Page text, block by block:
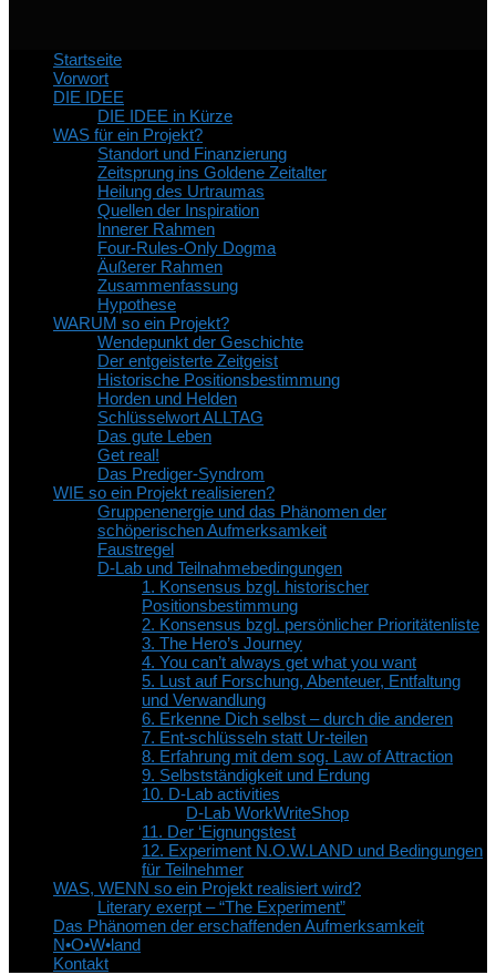
Startseite
Vorwort
DIE IDEE
DIE IDEE in Kürze
WAS für ein Projekt?
Standort und Finanzierung
Zeitsprung ins Goldene Zeitalter
Heilung des Urtraumas
Quellen der Inspiration
Innerer Rahmen
Four-Rules-Only Dogma
Äußerer Rahmen
Zusammenfassung
Hypothese
WARUM so ein Projekt?
Wendepunkt der Geschichte
Der entgeisterte Zeitgeist
Historische Positionsbestimmung
Horden und Helden
Schlüsselwort ALLTAG
Das gute Leben
Get real!
Das Prediger-Syndrom
WIE so ein Projekt realisieren?
Gruppenenergie und das Phänomen der
schöperischen Aufmerksamkeit
Faustregel
D-Lab und Teilnahmebedingungen
1. Konsensus bzgl. historischer
Positionsbestimmung
2. Konsensus bzgl. persönlicher Prioritätenliste
3. The Hero’s Journey
4. You can’t always get what you want
5. Lust auf Forschung, Abenteuer, Entfaltung
und Verwandlung
6. Erkenne Dich selbst – durch die anderen
7. Ent-schlüsseln statt Ur-teilen
8. Erfahrung mit dem sog. Law of Attraction
9. Selbstständigkeit und Erdung
10. D-Lab activities
D-Lab WorkWriteShop
11. Der ‘Eignungstest
12. Experiment N.O.W.LAND und Bedingungen
für Teilnehmer
WAS, WENN so ein Projekt realisiert wird?
Literary exerpt – “The Experiment”
Das Phänomen der erschaffenden Aufmerksamkeit
N•O•W•land
Kontakt